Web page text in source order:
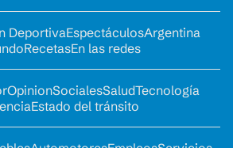
DeportivaEspectáculosArgentina
RecetasEn las redes
OpinionSocialesSaludTecnología
Estado del tránsito